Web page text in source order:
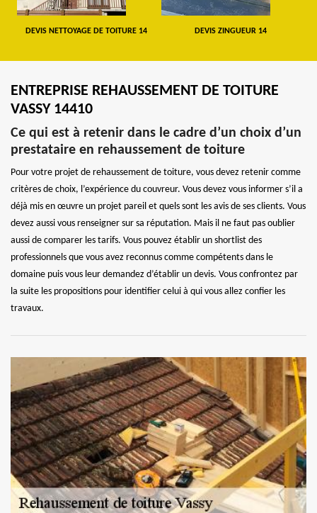
DEVIS NETTOYAGE DE TOITURE 14 DEVIS ZINGUEUR 14
ENTREPRISE REHAUSSEMENT DE TOITURE
VASSY 14410
Ce qui est à retenir dans le cadre d’un choix d’un
prestataire en rehaussement de toiture
Pour votre projet de rehaussement de toiture, vous devez retenir comme
critères de choix, l’expérience du couvreur. Vous devez vous informer s’il a
déjà mis en œuvre un projet pareil et quels sont les avis de ses clients. Vous
devez aussi vous renseigner sur sa réputation. Mais il ne faut pas oublier
aussi de comparer les tarifs. Vous pouvez établir un shortlist des
professionnels que vous avez reconnus comme compétents dans le
domaine puis vous leur demandez d’établir un devis. Vous confrontez par
la suite les propositions pour identifier celui à qui vous allez confier les
travaux.